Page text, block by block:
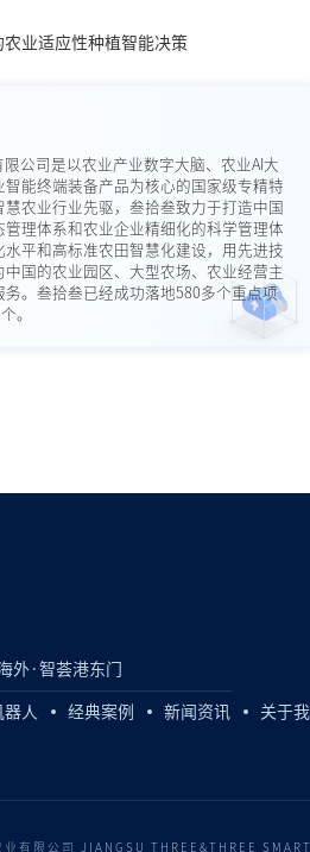
业适应性种植智能决策
公司是以农业产业数字大脑、农业AI大
能终端装备产品为核心的国家级专精特
农业行业先驱，叁拾叁致力于打造中国
理体系和农业企业精细化的科学管理体
平和高标准农田智慧化建设，用先进技
国的农业园区、大型农场、农业经营主
。叁拾叁已经成功落地580多个重点项
。
外·智荟港东门
人 经典案例 新闻资讯 关于我
有限公司 JIANGSU THREE&THREE